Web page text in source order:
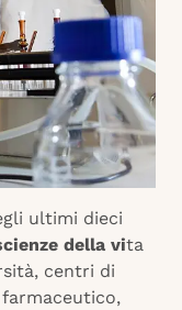
ultimi dieci
della vita
centri di